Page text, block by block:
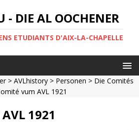
- DIE AL OOCHENER
ETUDIANTS D'AIX-LA-CHAPELLE
> AVLhistory > Personen > Die Comités
vum AVL 1921
1921